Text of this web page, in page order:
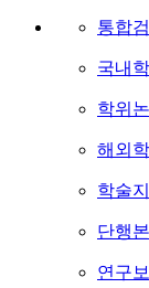
통합
국내
학위
해외
학술지
단행본
연구